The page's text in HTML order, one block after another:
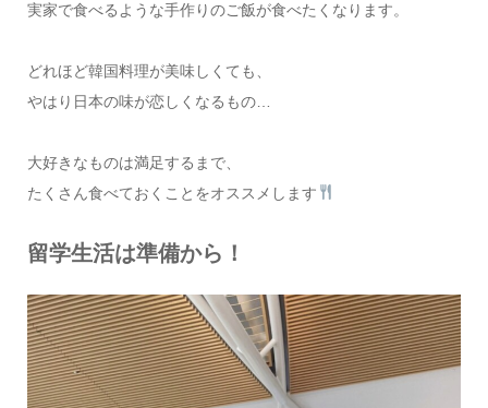
実家で食べるような手作りのご飯が食べたくなります。
どれほど韓国料理が美味しくても、
やはり日本の味が恋しくなるもの…
大好きなものは満足するまで、
たくさん食べておくことをオススメします
留学生活は準備から！